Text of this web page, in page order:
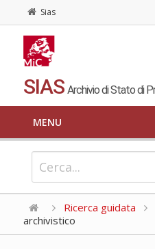
Sias
SIAS Archivio di Stato di
MENU
Ricerca guidata
archivistico